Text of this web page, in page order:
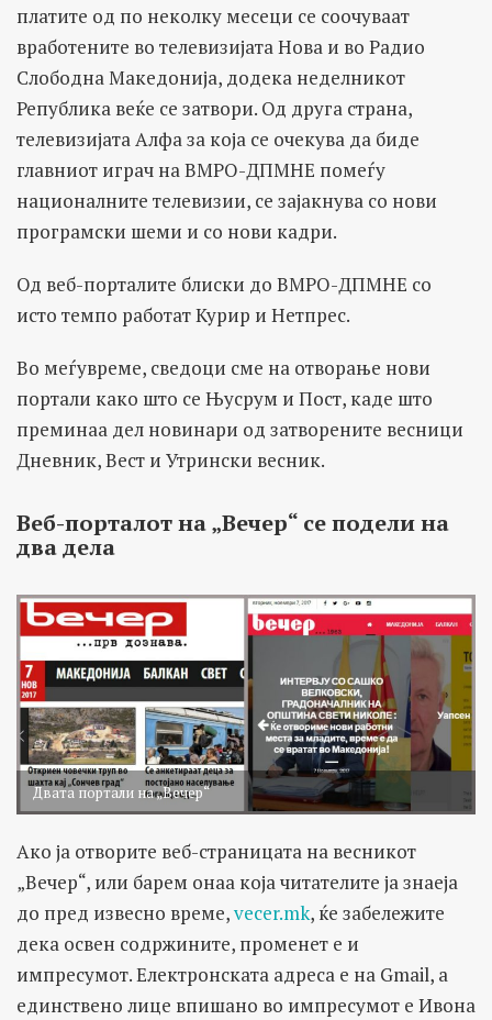
платите од по неколку месеци се соочуваат
вработените во телевизијата Нова и во Радио
Слободна Македонија, додека неделникот
Република веќе се затвори. Од друга страна,
телевизијата Алфа за која се очекува да биде
главниот играч на ВМРО-ДПМНЕ помеѓу
националните телевизии, се зајакнува со нови
програмски шеми и со нови кадри.
Од веб-порталите блиски до ВМРО-ДПМНЕ со
исто темпо работат Курир и Нетпрес.
Во меѓувреме, сведоци сме на отворање нови
портали како што се Њусрум и Пост, каде што
преминаа дел новинари од затворените весници
Дневник, Вест и Утрински весник.
Веб-порталот на „Вечер“ се подели на
два дела
Двата портали на „Вечер“
Ако ја отворите веб-страницата на весникот
„Вечер“, или барем онаа која читателите ја знаеја
до пред извесно време,vecer.mk, ќе забележите
дека освен содржините, променет е и
импресумот. Електронската адреса е на Gmail, а
единствено лице впишано во импресумот е Ивона